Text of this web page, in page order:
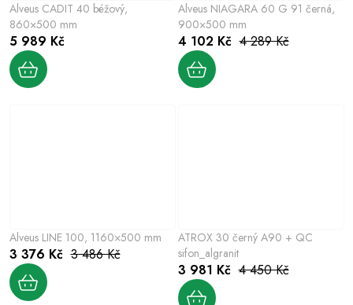
Alveus CADIT 40 béžový,
860×500 mm
5 989 Kč
Alveus NIAGARA 60 G 91 černá,
900×500 mm
4 102 Kč 4 289 Kč
Alveus LINE 100, 1160×500 mm
3 376 Kč 3 486 Kč
ATROX 30 černý A90 + QC
sifon_algranit
3 981 Kč 4 450 Kč